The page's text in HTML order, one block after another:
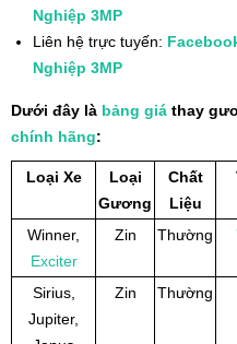
Nghiệp 3MP
Liên hệ trực tuyến:
Nghiệp 3MP
Dưới đây là bảng giá thay
chính hãng:
Loại Xe
Loại
Gương
Chất
Liệu
Winner,
Exciter
Zin Thường
Sirius,
Jupiter,
Zin Thường